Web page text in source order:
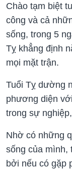
Chào tạm biệt
công và cả
sống, trong 5
Tỵ khẳng định
mọi mặt trận.
Tuổi Tỵ dường
phương diện
trong sự
Nhờ có những
sống của mình,
bởi nếu có gặp